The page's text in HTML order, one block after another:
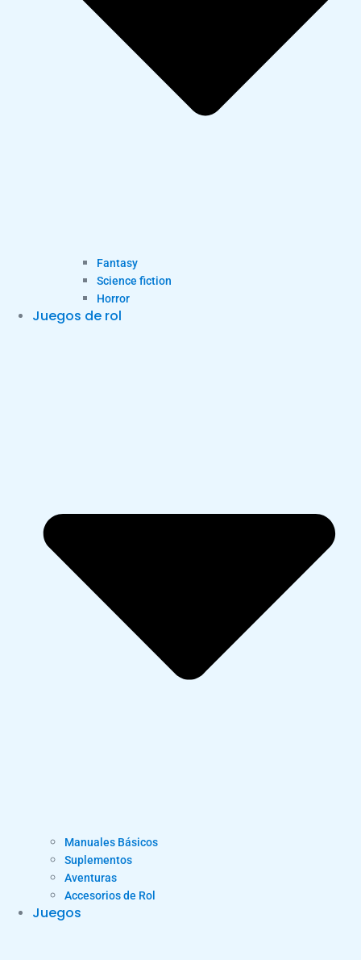
Fantasy
Science fiction
Horror
Juegos de rol
Manuales Básicos
Suplementos
Aventuras
Accesorios de Rol
Juegos